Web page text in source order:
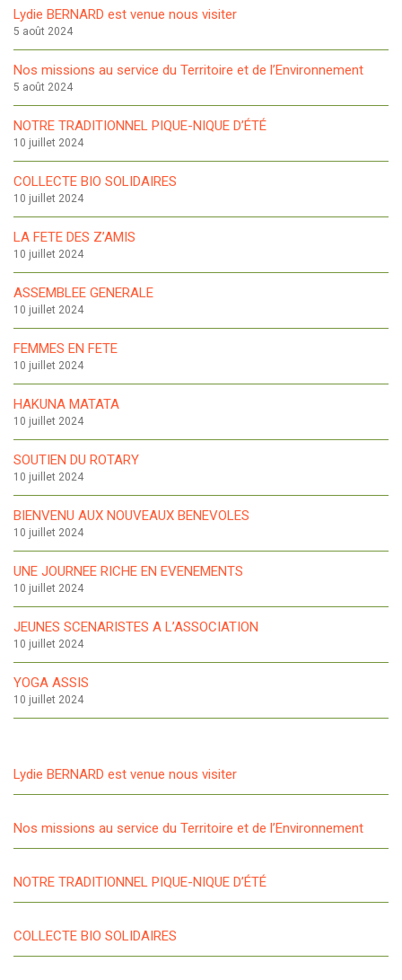
Lydie BERNARD est venue nous visiter
5 août 2024
Nos missions au service du Territoire et de l’Environnement
5 août 2024
NOTRE TRADITIONNEL PIQUE-NIQUE D’ÉTÉ
10 juillet 2024
COLLECTE BIO SOLIDAIRES
10 juillet 2024
LA FETE DES Z’AMIS
10 juillet 2024
ASSEMBLEE GENERALE
10 juillet 2024
FEMMES EN FETE
10 juillet 2024
HAKUNA MATATA
10 juillet 2024
SOUTIEN DU ROTARY
10 juillet 2024
BIENVENU AUX NOUVEAUX BENEVOLES
10 juillet 2024
UNE JOURNEE RICHE EN EVENEMENTS
10 juillet 2024
JEUNES SCENARISTES A L’ASSOCIATION
10 juillet 2024
YOGA ASSIS
10 juillet 2024
Lydie BERNARD est venue nous visiter
Nos missions au service du Territoire et de l’Environnement
NOTRE TRADITIONNEL PIQUE-NIQUE D’ÉTÉ
COLLECTE BIO SOLIDAIRES